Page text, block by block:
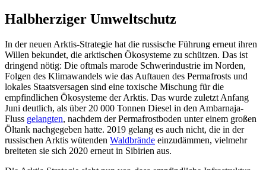
Halbherziger Umweltschutz
In der neuen Arktis-Strategie hat die rus­sische Führung erneut ihren
Willen bekun­det, die arktischen Ökosysteme zu schützen. Das ist
dringend nötig: Die oftmals marode Schwerindustrie im Norden,
Folgen des Klimawandels wie das Auftauen des Perma­frosts und
lokales Staatsversagen sind eine toxische Mischung für die
empfindlichen Ökosysteme der Arktis. Das wurde zuletzt Anfang
Juni deutlich, als über 20 000 Ton­nen Diesel in den Ambarnaja-
Fluss gelang­ten, nachdem der Permafrostboden unter einem großen
Öltank nachgegeben hatte. 2019 gelang es auch nicht, die in der
russi­schen Arktis wütenden Waldbrände ein­zudämmen, vielmehr
breiteten sie sich 2020 erneut in Sibirien aus.